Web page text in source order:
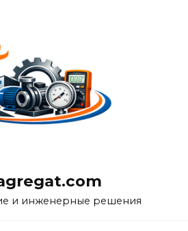
и инженерные решения